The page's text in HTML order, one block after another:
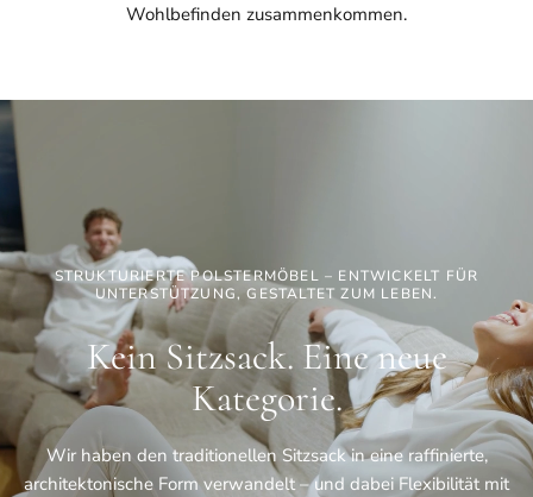
Wohlbefinden zusammenkommen.
STRUKTURIERTE POLSTERMÖBEL – ENTWICKELT FÜR
UNTERSTÜTZUNG, GESTALTET ZUM LEBEN.
Kein Sitzsack. Eine neue
Kategorie.
Wir haben den traditionellen Sitzsack in eine raffinierte,
architektonische Form verwandelt – und dabei Flexibilität mit